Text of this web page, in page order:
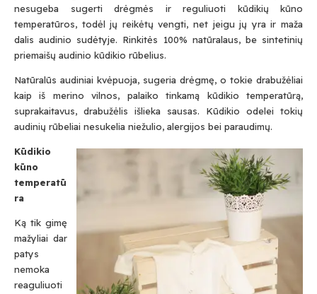
nesugeba sugerti drėgmės ir reguliuoti kūdikių kūno
temperatūros, todėl jų reikėtų vengti, net jeigu jų yra ir maža
dalis audinio sudėtyje. Rinkitės 100% natūralaus, be sintetinių
priemaišų audinio kūdikio rūbelius.
Natūralūs audiniai kvėpuoja, sugeria drėgmę, o tokie drabužėliai
kaip iš merino vilnos, palaiko tinkamą kūdikio temperatūrą,
suprakaitavus, drabužėlis išlieka sausas. Kūdikio odelei tokių
audinių rūbeliai nesukelia niežulio, alergijos bei paraudimų.
Kūdikio
kūno
temperatū
ra
Ką tik gimę
mažyliai dar
patys
nemoka
reaguliuoti